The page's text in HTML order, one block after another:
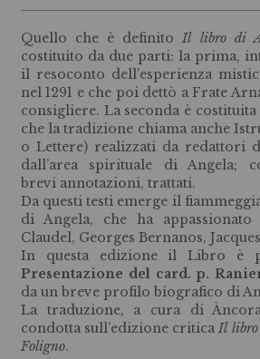
Quello che è definitoIl libro di
costituito da due parti: la prima,
il resoconto dell’esperienza
nel 1291 e che poi dettò a Frate
consigliere. La seconda è
che la tradizione chiama anche
o Lettere) realizzati da redattori
dall’area spirituale di Angela;
brevi annotazioni, trattati.
Da questi testi emerge il
di Angela, che ha
Claudel, Georges Bernanos,
In questa edizione il Libro è
Presentazione del card. p.
da un breve profilo biografico di
La traduzione, a cura di
condotta sull’edizione criticaIl libro
Foligno.